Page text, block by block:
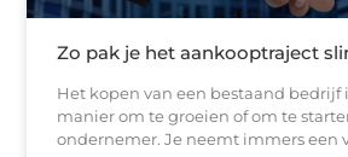
Zo pak je het aankooptraject
Het kopen van een bestaand bedrijf
manier om te groeien of om te
ondernemer. Je neemt immers een